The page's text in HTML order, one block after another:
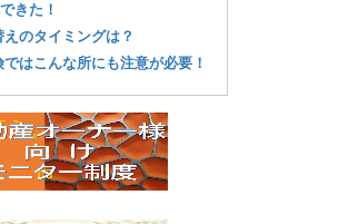
きた！
のタイミングは？
はこんな所にも注意が必要！